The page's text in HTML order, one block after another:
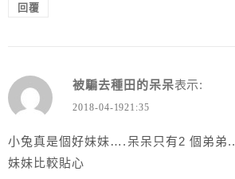
回覆
被騙去種田的呆呆表示:
2018-04-1921:35
小兔真是個好妹妹….呆呆只有2 個弟弟..
妹妹比較貼心